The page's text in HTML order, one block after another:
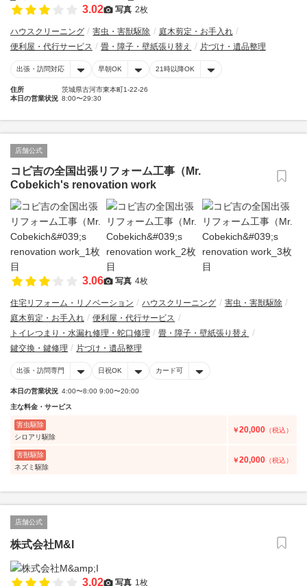
3.02 写真 2枚
ハウスクリーニング 害虫・害獣駆除
庭木剪定・お手入れ
便利屋・代行サービス
畳・障子・壁紙張り替え 片づけ・遺品整理
出張・訪問対応 早朝OK 21時以降OK
住所
茨城県古河市東本町1-22-26
本日の営業状況 8:00〜29:30
店舗公式
コビ吉の全国出張リフォーム工事（Mr.
Cobekich's renovation work
3.06 写真 4枚
住宅リフォーム・リノベーション ハウスクリーニング
害虫・害獣駆除
庭木剪定・お手入れ
便利屋・代行サービス
トイレつまり・水漏れ修理・蛇口修理
畳・障子・壁紙張り替え
鍵交換・鍵修理
片づけ・遺品整理
出張・訪問専門 日祝OK カード可
本日の営業状況 4:00〜8:00 9:00〜20:00
主な料金・サービス
害虫駆除
シロアリ駆除
￥20,000 （税込）
害獣駆除
ネズミ駆除
￥20,000 （税込）
店舗公式
株式会社M&I
3.02 写真 1枚